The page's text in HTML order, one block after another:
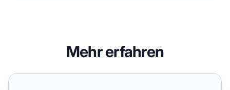
Mehr erfahren
Wie man die Zitierhäufigkeit in KI-Suchmaschinen erhöht